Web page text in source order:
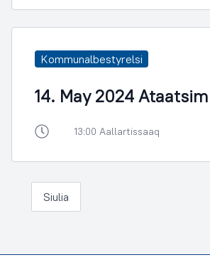
Kommunalbestyrelsi
14. May 2024
13:00 Aallartissaaq
Siulia